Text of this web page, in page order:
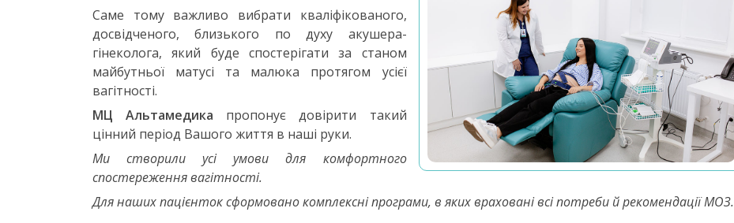
Саме тому важливо вибрати кваліфікованого,
досвідченого, близького по духу акушера-
гінеколога, який буде спостерігати за станом
майбутньої матусі та малюка протягом усієї
вагітності.
МЦ Альтамедика пропонує довірити такий
цінний період Вашого життя в наші руки.
Ми створили усі умови для комфортного
спостереження вагітності.
Для наших пацієнток сформовано комплексні програми, в яких враховані всі потреби й рекомендації МОЗ.